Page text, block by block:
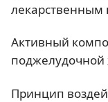
лекарственным
Активный
поджелудочной
Принцип